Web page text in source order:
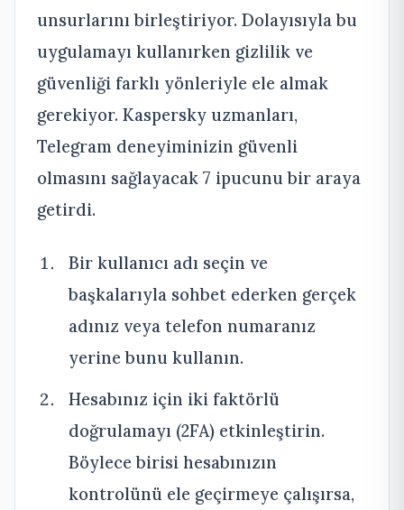
unsurlarını birleştiriyor. Dolayısıyla bu
uygulamayı kullanırken gizlilik ve
güvenliği farklı yönleriyle ele almak
gerekiyor. Kaspersky uzmanları,
Telegram deneyiminizin güvenli
olmasını sağlayacak 7 ipucunu bir araya
getirdi.
Bir kullanıcı adı seçin ve
başkalarıyla sohbet ederken gerçek
adınız veya telefon numaranız
yerine bunu kullanın.
Hesabınız için iki faktörlü
doğrulamayı (2FA) etkinleştirin.
Böylece birisi hesabınızın
kontrolünü ele geçirmeye çalışırsa,